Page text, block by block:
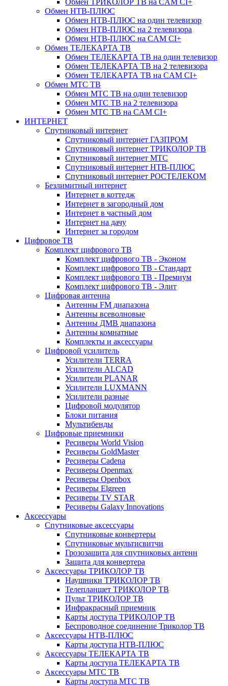
Обмен ТРИКОЛОР ТВ на CAM CI+
Обмен НТВ-ПЛЮС
Обмен НТВ-ПЛЮС на один телевизор
Обмен НТВ-ПЛЮС на 2 телевизора
Обмен НТВ-ПЛЮС на CAM CI+
Обмен ТЕЛЕКАРТА ТВ
Обмен ТЕЛЕКАРТА ТВ на один телевизор
Обмен ТЕЛЕКАРТА ТВ на 2 телевизора
Обмен ТЕЛЕКАРТА ТВ на CAM CI+
Обмен МТС ТВ
Обмен МТС ТВ на один телевизор
Обмен МТС ТВ на 2 телевизора
Обмен МТС ТВ на CAM CI+
ИНТЕРНЕТ
Спутниковый интернет
Спутниковый интернет ГАЗПРОМ
Спутниковый интернет ТРИКОЛОР ТВ
Спутниковый интернет МТС
Спутниковый интернет НТВ-ПЛЮС
Спутниковый интернет РОСТЕЛЕКОМ
Безлимитный интернет
Интернет в коттедж
Интернет в загородный дом
Интернет в частный дом
Интернет на дачу
Интернет за городом
Цифровое ТВ
Комплект цифрового ТВ
Комплект цифрового ТВ - Эконом
Комплект цифрового ТВ - Стандарт
Комплект цифрового ТВ - Премиум
Комплект цифрового ТВ - Элит
Цифровая антенна
Антенны FM диапазона
Антенны всеволновые
Антенны ДМВ диапазона
Антенны комнатные
Комплекты и аксессуары
Цифровой усилитель
Усилители TERRA
Усилители ALCAD
Усилители PLANAR
Усилители LUXMANN
Усилители разные
Цифровой модулятор
Блоки питания
Мультибенды
Цифровые приемники
Ресиверы World Vision
Ресиверы GoldMaster
Ресиверы Cadena
Ресиверы Openmax
Ресиверы Openbox
Ресиверы Elgreen
Ресиверы TV STAR
Ресиверы Galaxy Innovations
Аксессуары
Спутниковые аксессуары
Спутниковые конвертеры
Спутниковые мультисвитчи
Грозозащита для спутниковых антенн
Защита для конвертера
Аксессуары ТРИКОЛОР ТВ
Наушники ТРИКОЛОР ТВ
Телепланшет ТРИКОЛОР ТВ
Пульт ТРИКОЛОР ТВ
Инфракрасный приемник
Карты доступа ТРИКОЛОР ТВ
Беспроводное соединение Триколор ТВ
Аксессуары НТВ-ПЛЮС
Карты доступа НТВ-ПЛЮС
Аксессуары ТЕЛЕКАРТА ТВ
Карты доступа ТЕЛЕКАРТА ТВ
Аксессуары МТС ТВ
Карты доступа МТС ТВ